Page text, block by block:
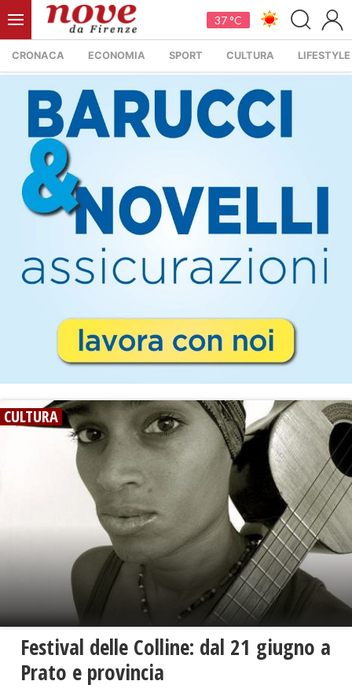
37 °C
CRONACA ECONOMIA SPORT CULTURA LIFESTYLE
CULTURA
Festival delle Colline: dal 21 giugno a
Prato e provincia